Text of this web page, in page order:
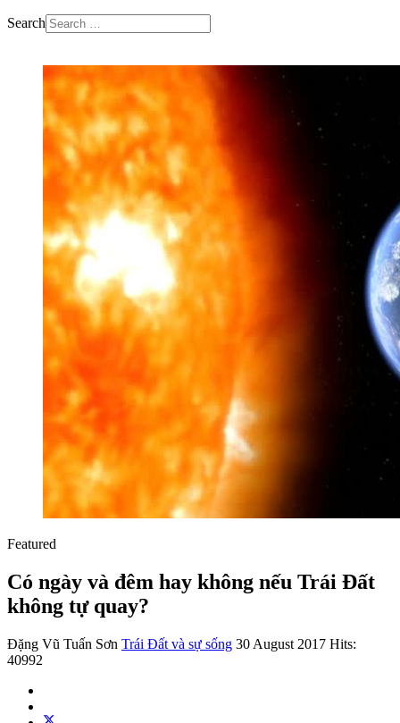
Search
Featured
Có ngày và đêm hay không nếu Trái Đất
không tự quay?
Đặng Vũ Tuấn Sơn Trái Đất và sự sống 30 August 2017 Hits:
40992